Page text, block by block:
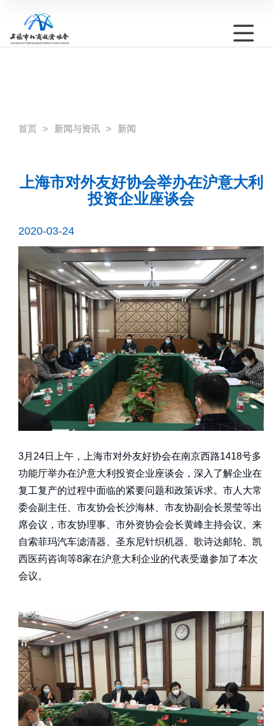
首页 新闻与资讯 新闻
上海市对外友好协会举办在沪意大利
投资企业座谈会
2020-03-24
3月24日上午，上海市对外友好协会在南京西路1418号多
功能厅举办在沪意大利投资企业座谈会，深入了解企业在
复工复产的过程中面临的紧要问题和政策诉求。市人大常
委会副主任、市友协会长沙海林、市友协副会长景莹等出
席会议，市友协理事、市外资协会会长黄峰主持会议。来
自索菲玛汽车滤清器、圣东尼针织机器、歌诗达邮轮、凯
西医药咨询等8家在沪意大利企业的代表受邀参加了本次
会议。